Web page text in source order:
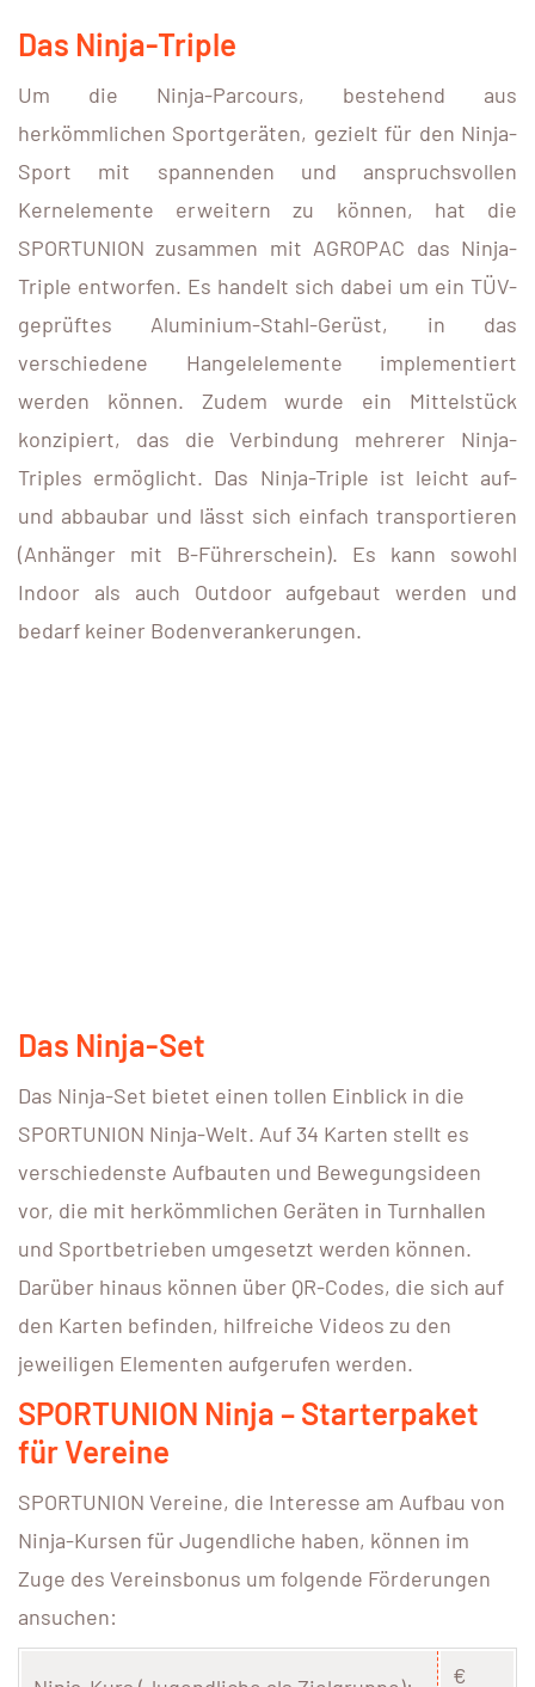
Das Ninja-Triple
Um die Ninja-Parcours, bestehend aus
herkömmlichen Sportgeräten, gezielt für den Ninja-
Sport mit spannenden und anspruchsvollen
Kernelemente erweitern zu können, hat die
SPORTUNION zusammen mit AGROPAC das Ninja-
Triple entworfen. Es handelt sich dabei um ein TÜV-
geprüftes Aluminium-Stahl-Gerüst, in das
verschiedene Hangelelemente implementiert
werden können. Zudem wurde ein Mittelstück
konzipiert, das die Verbindung mehrerer Ninja-
Triples ermöglicht. Das Ninja-Triple ist leicht auf-
und abbaubar und lässt sich einfach transportieren
(Anhänger mit B-Führerschein). Es kann sowohl
Indoor als auch Outdoor aufgebaut werden und
bedarf keiner Bodenverankerungen.
Das Ninja-Set
Das Ninja-Set bietet einen tollen Einblick in die
SPORTUNION Ninja-Welt. Auf 34 Karten stellt es
verschiedenste Aufbauten und Bewegungsideen
vor, die mit herkömmlichen Geräten in Turnhallen
und Sportbetrieben umgesetzt werden können.
Darüber hinaus können über QR-Codes, die sich auf
den Karten befinden, hilfreiche Videos zu den
jeweiligen Elementen aufgerufen werden.
SPORTUNION Ninja – Starterpaket
für Vereine
SPORTUNION Vereine, die Interesse am Aufbau von
Ninja-Kursen für Jugendliche haben, können im
Zuge des Vereinsbonus um folgende Förderungen
ansuchen:
€